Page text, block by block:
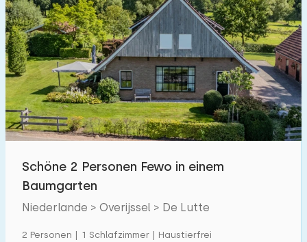
Schöne 2 Personen Fewo in einem
Baumgarten
Niederlande > Overijssel > De Lutte
2 Personen | 1 Schlafzimmer | Haustierfrei